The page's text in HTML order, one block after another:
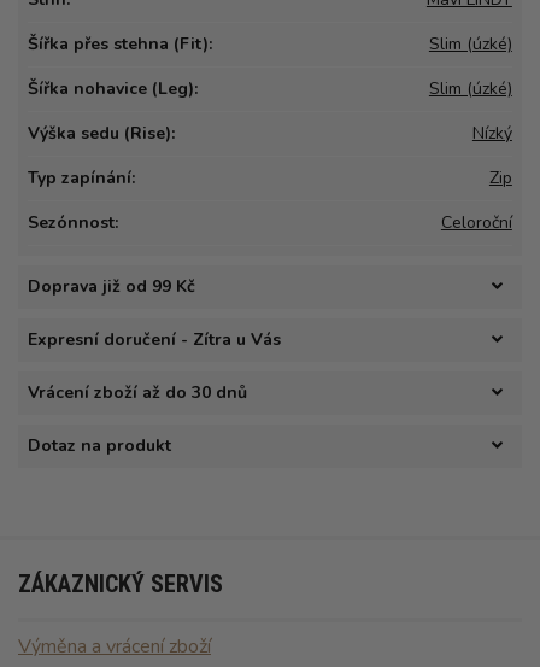
Šířka přes stehna (Fit):
Slim (úzké)
Šířka nohavice (Leg):
Slim (úzké)
Výška sedu (Rise):
Nízký
Typ zapínání:
Zip
Sezónnost:
Celoroční
Doprava již od 99 Kč
Expresní doručení - Zítra u Vás
Vrácení zboží až do 30 dnů
Dotaz na produkt
ZÁKAZNICKÝ SERVIS
Výměna a vrácení zboží